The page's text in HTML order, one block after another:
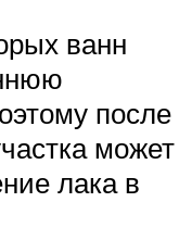
ванн
после
может
лака в